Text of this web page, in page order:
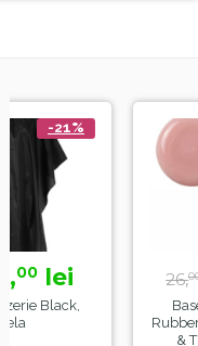
-8%
26,00 lei
Base Coat Gel FSM
Rubber Nr.13, Hema Free